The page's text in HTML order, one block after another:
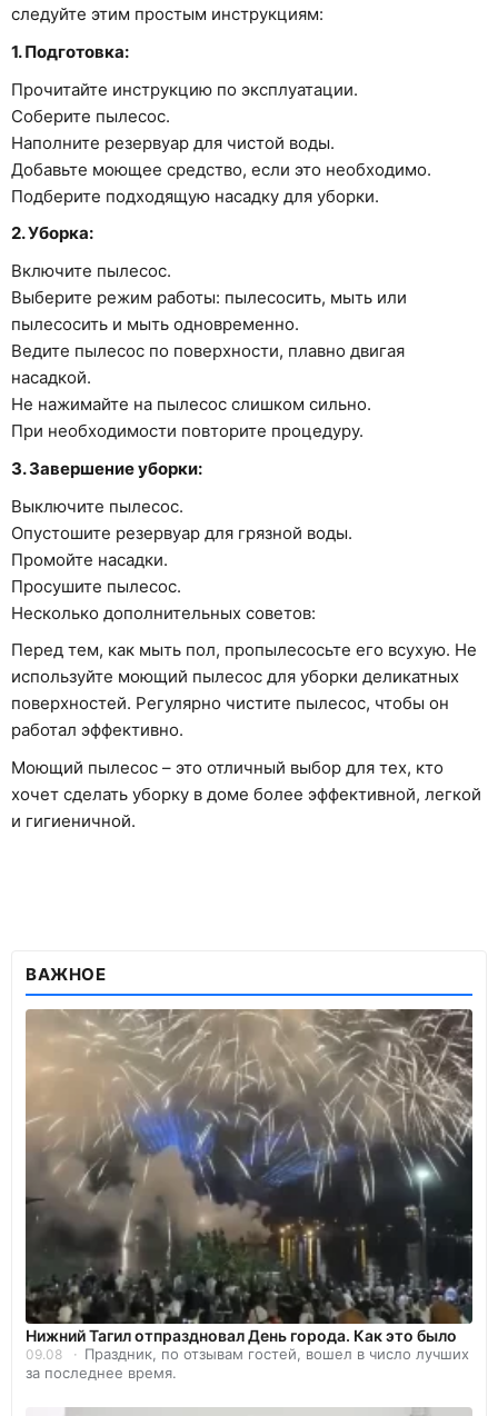
следуйте этим простым инструкциям:
1. Подготовка:
Прочитайте инструкцию по эксплуатации.
Соберите пылесос.
Наполните резервуар для чистой воды.
Добавьте моющее средство, если это необходимо.
Подберите подходящую насадку для уборки.
2. Уборка:
Включите пылесос.
Выберите режим работы: пылесосить, мыть или
пылесосить и мыть одновременно.
Ведите пылесос по поверхности, плавно двигая
насадкой.
Не нажимайте на пылесос слишком сильно.
При необходимости повторите процедуру.
3. Завершение уборки:
Выключите пылесос.
Опустошите резервуар для грязной воды.
Промойте насадки.
Просушите пылесос.
Несколько дополнительных советов:
Перед тем, как мыть пол, пропылесосьте его всухую. Не
используйте моющий пылесос для уборки деликатных
поверхностей. Регулярно чистите пылесос, чтобы он
работал эффективно.
Моющий пылесос – это отличный выбор для тех, кто
хочет сделать уборку в доме более эффективной, легкой
и гигиеничной.
ВАЖНОЕ
Нижний Тагил отпраздновал День города. Как это было
09.08
Праздник, по отзывам гостей, вошел в число лучших
за последнее время.